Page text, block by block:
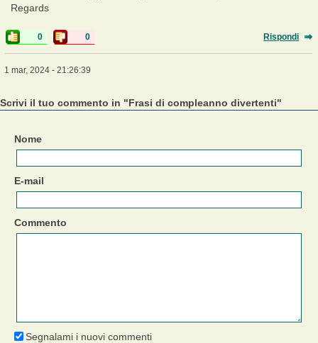
Regards
0 0 Rispondi
1 mar, 2024 - 21:26:39
Scrivi il tuo commento in "Frasi di compleanno divertenti"
Nome
E-mail
Commento
Segnalami i nuovi commenti